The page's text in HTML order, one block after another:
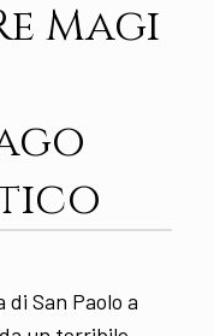
Magi
di San Paolo a